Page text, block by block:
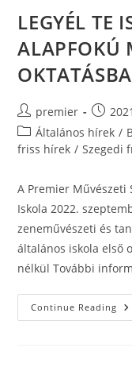
LEGYÉL TE
ALAPFOKÚ
Post
author:
premier
Post
Post
category:
Általános hírek /
friss hírek / Szegedi
A Premier Művészeti
Iskola 2022.
zeneművészeti és
általános iskola első
nélkül További
Continue Reading
TE